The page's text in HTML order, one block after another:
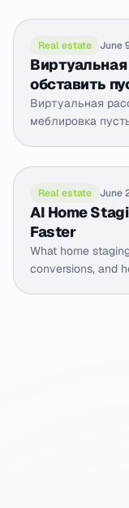
Real estate June
обставить
Виртуальная
меблировка
Real estate June
AI Home
Faster
What home
conversions, and